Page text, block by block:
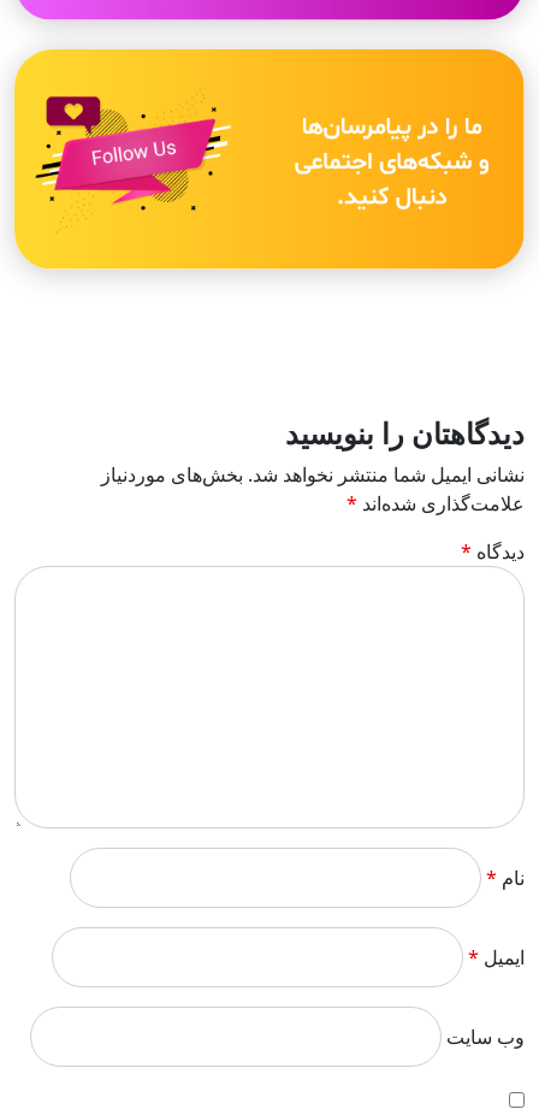
دیدگاهتان را بنویسید
نشانی ایمیل شما منتشر نخواهد شد. بخش‌های موردنیاز
علامت‌گذاری شده‌اند *
دیدگاه *
نام *
ایمیل *
وب‌ سایت